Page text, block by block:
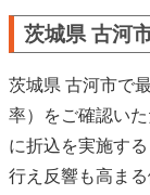
茨城県 古河
茨城県 古河市で
率）をご確認い
に折込を実施す
行え反響も高まる